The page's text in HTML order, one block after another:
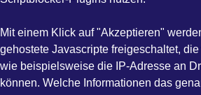
Mit einem Klick auf "Akzeptieren"
gehostete Javascripte freigeschaltet,
wie beispielsweise die IP-Adresse an
können. Welche Informationen das